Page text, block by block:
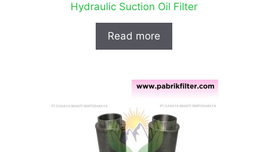
Hydraulic Suction Oil Filter
Read more